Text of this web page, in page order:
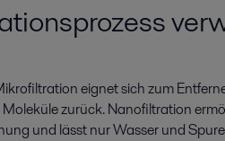
eignet sich zum
zurück. Nanofiltration
und lässt nur Wasser und